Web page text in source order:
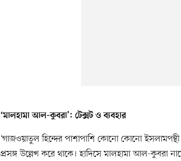
‘মালহামা আল-কুবরা’: টেক্সট ও ব্যবহার
‘গাজওয়াতুল হিন্দের পাশাপাশি কোনো কোনো
প্রসঙ্গ উল্লেখ করে থাকে। হাদিসে মালহামা আল-কুবরা